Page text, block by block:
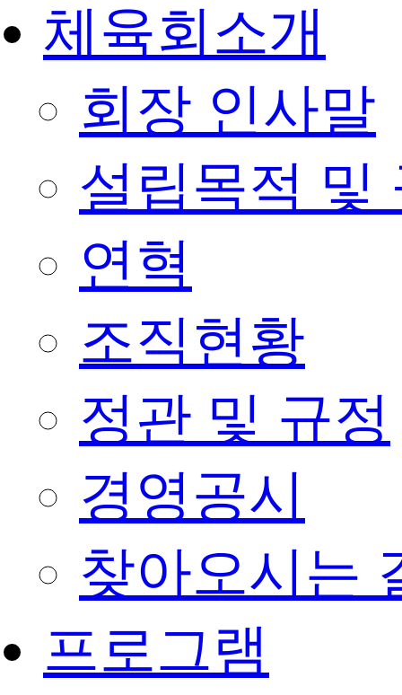
체육회소개
회장 인사말
설립목적 및
연혁
조직현황
정관 및 규정
경영공시
찾아오시는
프로그램